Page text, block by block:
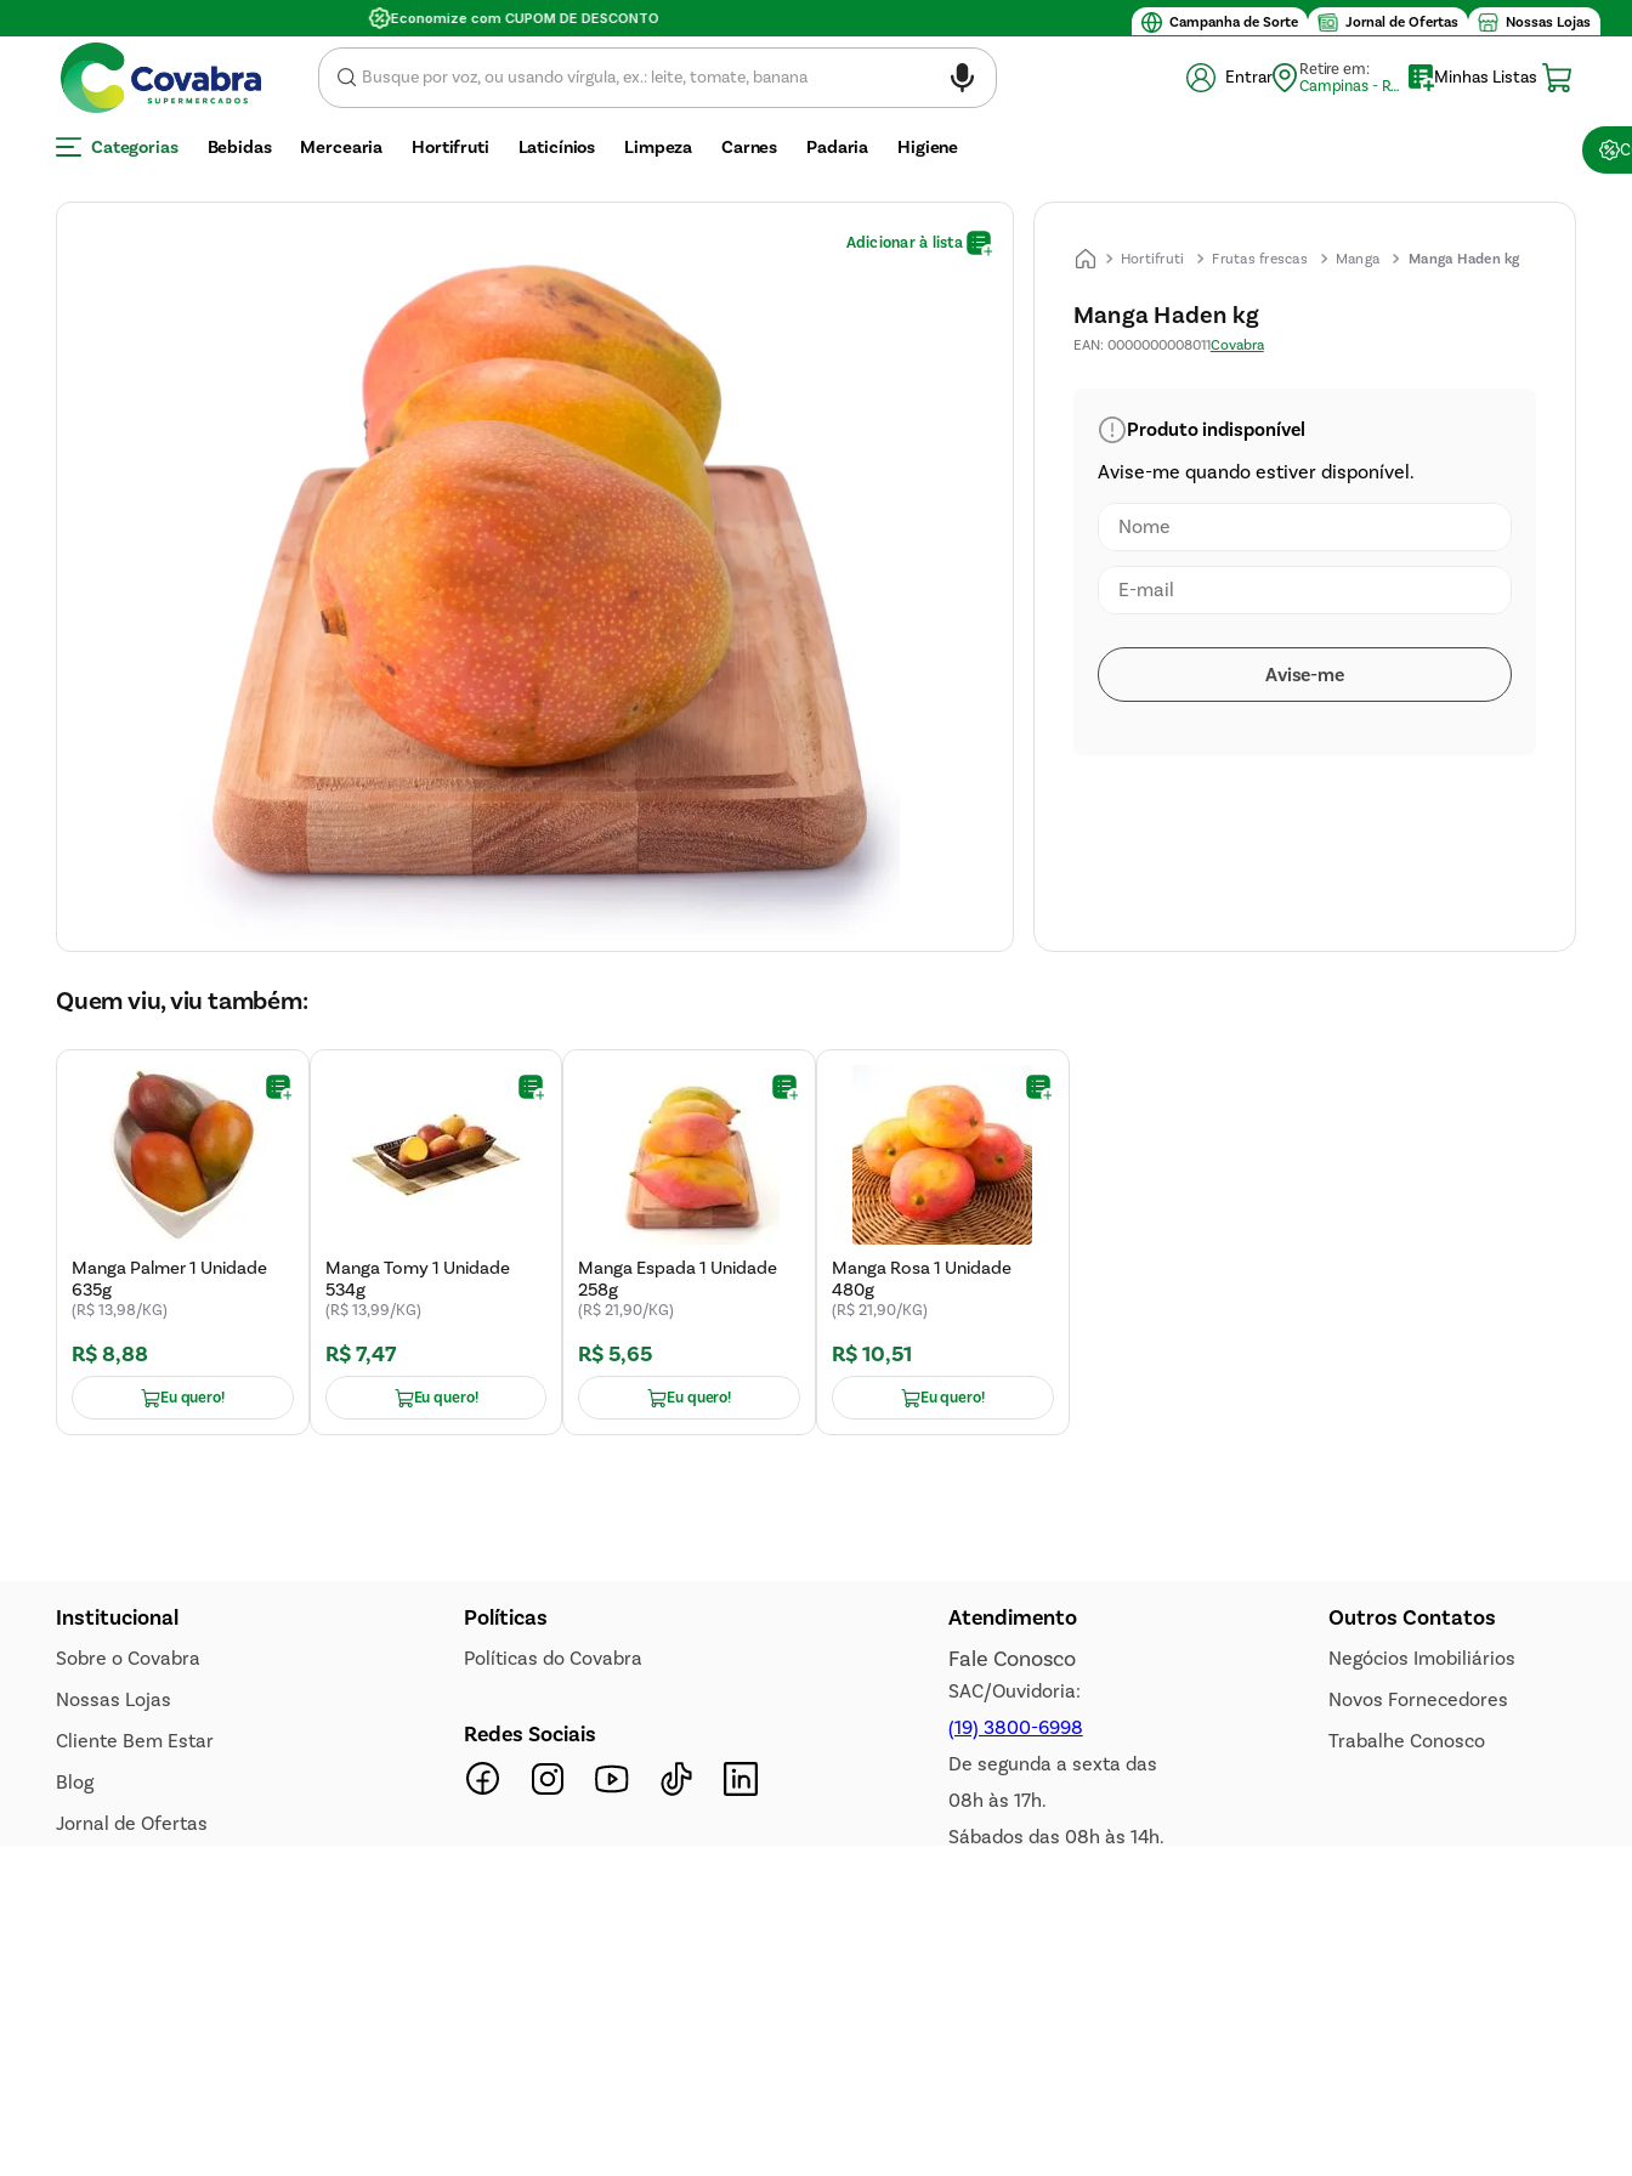
Campanha de Sorte Jornal de Ofertas Nossas Lojas
Entrar
Retire em:
Campinas - Retirada (10)
Minhas Listas
Categorias Bebidas Mercearia Hortifruti Laticínios Limpeza Carnes Padaria Higiene
Hortifruti Frutas frescas Manga Manga Haden kg
Manga Haden kg
EAN: 0000000008011Covabra
Quem viu, viu também:
Manga Palmer 1 Unidade
635g
(R$ 13,98/KG)
R$8,88
Eu quero!
Manga Tomy 1 Unidade
534g
(R$ 13,99/KG)
R$7,47
Eu quero!
Manga Espada 1 Unidade
258g
(R$ 21,90/KG)
R$5,65
Eu quero!
Manga Rosa 1 Unidade
480g
(R$ 21,90/KG)
R$10,51
Eu quero!
Institucional
Sobre o Covabra
Nossas Lojas
Cliente Bem Estar
Blog
Jornal de Ofertas
Políticas
Políticas do Covabra
Redes Sociais
Atendimento
Fale Conosco
SAC/Ouvidoria:
(19) 3800-6998
De segunda a sexta das
08h às 17h.
Sábados das 08h às 14h.
Outros Contatos
Negócios Imobiliários
Novos Fornecedores
Trabalhe Conosco